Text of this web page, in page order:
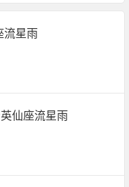
流星雨
仙座流星雨